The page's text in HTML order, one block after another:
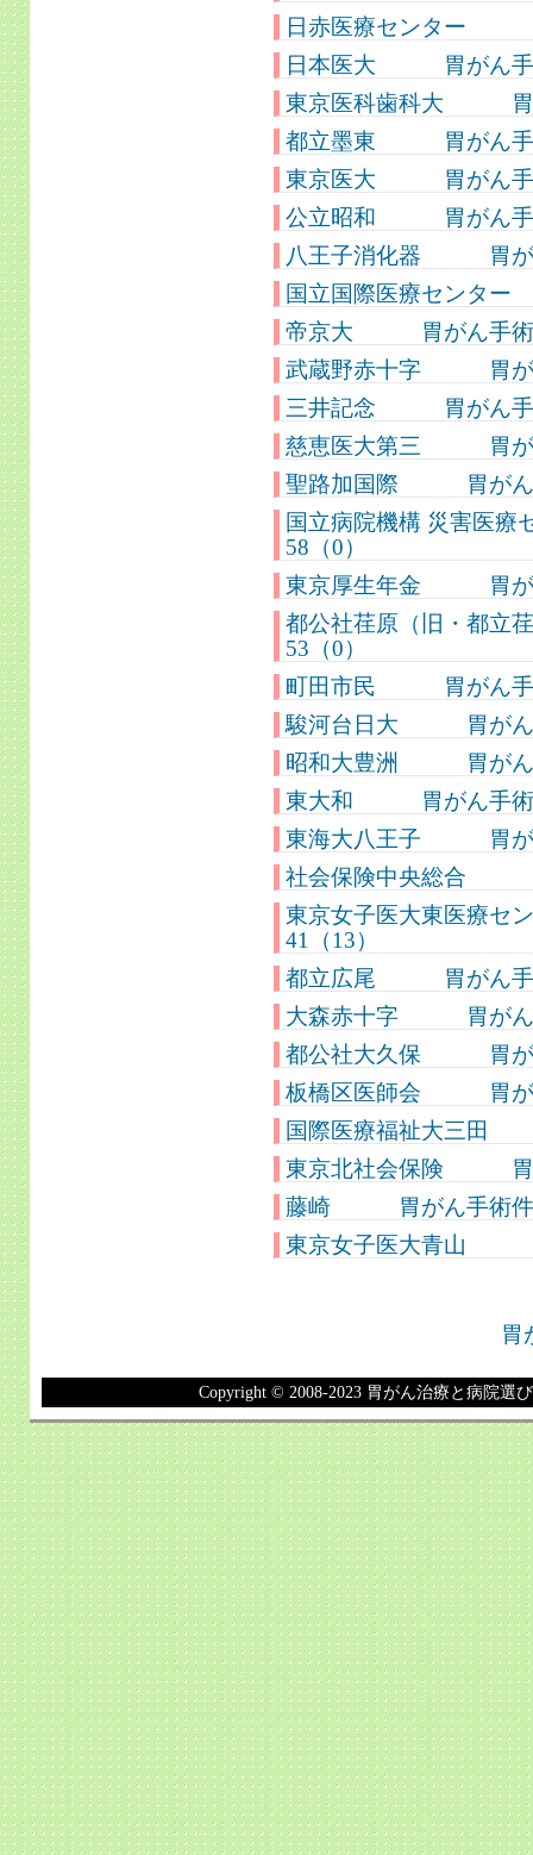
日赤医療センター
日本医大 胃がん手
東京医科歯科大 胃
都立墨東 胃がん手
東京医大 胃がん手
公立昭和 胃がん手
八王子消化器 胃が
国立国際医療セン
帝京大 胃がん手術
武蔵野赤十字 胃が
三井記念 胃がん手
慈恵医大第三 胃が
聖路加国際 胃がん
国立病院機構 災害
58（0）
東京厚生年金 胃が
都公社荏原（旧・
53（0）
町田市民 胃がん手
駿河台日大 胃がん
昭和大豊洲 胃がん
東大和 胃がん手術
東海大八王子 胃が
社会保険中央総合
東京女子医大東医
41（13）
都立広尾 胃がん手
大森赤十字 胃がん
都公社大久保 胃が
板橋区医師会 胃が
国際医療福祉大三
東京北社会保険 胃
藤崎 胃がん手術件
東京女子医大青山
胃
Copyright © 2008-2023 胃がん治療と病院選